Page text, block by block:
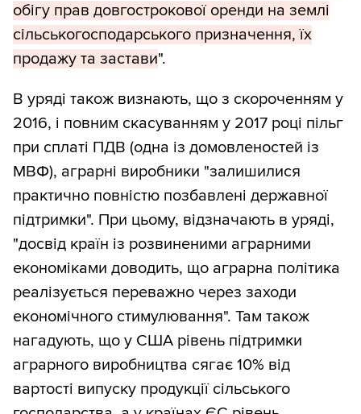
обігу прав довгострокової оренди на землі
сільськогосподарського призначення, їх
продажу та застави".
В уряді також визнають, що з скороченням у
2016, і повним скасуванням у 2017 році пільг
при сплаті ПДВ (одна із домовленостей із
МВФ), аграрні виробники "залишилися
практично повністю позбавлені державної
підтримки". При цьому, відзначають в уряді,
"досвід країн із розвиненими аграрними
економіками доводить, що аграрна політика
реалізується переважно через заходи
економічного стимулювання". Там також
нагадують, що у США рівень підтримки
аграрного виробництва сягає 10% від
вартості випуску продукції сільського